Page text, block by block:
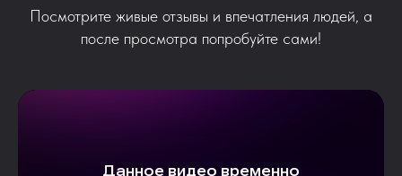
Посмотрите живые отзывы и впечатления людей, а
после просмотра попробуйте сами!